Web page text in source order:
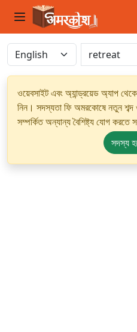
ওয়েবসাইট এবং অ্যান্ড্রয়েড অ্যাপ
নিন। সদস্যতা ফি অমরকোষে নতুন শব্দ
সম্পর্কিত অন্যান্য বৈশিষ্ট্য যোগ করতে
সদস্য